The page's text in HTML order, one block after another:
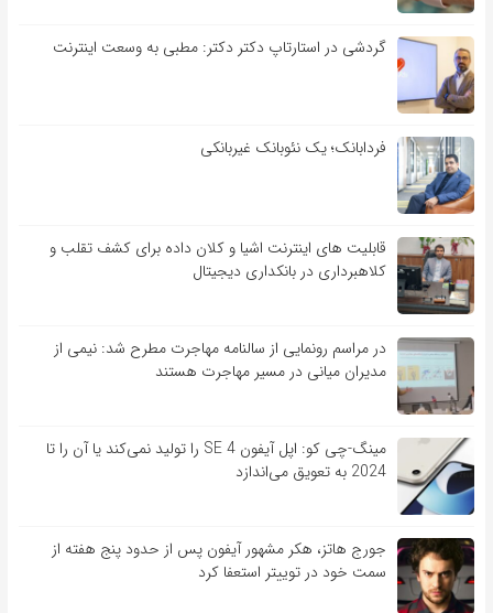
گردشی در استارتاپ دکتر دکتر: مطبی به وسعت اینترنت
فردابانک؛ یک نئوبانک غیربانکی
قابلیت ‏های اینترنت اشیا و کلان‏ داده برای کشف تقلب و
کلاهبرداری در بانکداری دیجیتال
در مراسم رونمایی از سالنامه مهاجرت مطرح شد: نیمی از
مدیران میانی در مسیر مهاجرت هستند
مینگ-چی کو: اپل آیفون SE 4 را تولید نمی‌کند یا آن را تا
2024 به تعویق می‌اندازد
جورج هاتز، هکر مشهور آیفون پس از حدود پنج هفته از
سمت خود در توییتر استعفا کرد